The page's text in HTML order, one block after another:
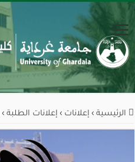
الرئيسية › إعلانات › إعلانات الطلبة ›